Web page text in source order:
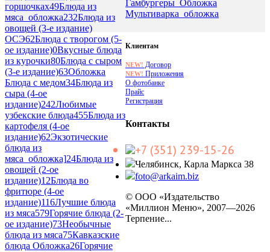
горшочках49Блюда из
мяса_обложка232Блюда из
овощей (3-е издание)
ОСЭ62Блюда с творогом (5-
ое издание)0Вкусные блюда
из курочки80Блюда с сыром
(3-е издание)63Обложка
Блюда с медом34Блюда из
сыра (4-ое
издание)242Любимые
узбекские блюда455Блюда из
картофеля (4-ое
издание)62Экзотические
блюда из
мяса_обложка]24Блюда из
овощей (2-ое
издание)12Блюда во
фритюре (4-ое
издание)116Лучшие блюда
из мяса579Горячие блюда (2-
ое издание)73Необычные
блюда из мяса75Кавказские
блюда Обложка26Горячие
Гамбургеры_Обложка
Мультиварка_обложка
Клиентам
NEW! Договор
NEW! Приложения
О фотобанке
Прайс
Регистрация
Контакты
+7 (351) 239-15-26
Челябинск, Карла Маркса 38
foto@arkaim.biz
© ООО «Издательство
«Миллион Меню», 2007—2026
Терпение...